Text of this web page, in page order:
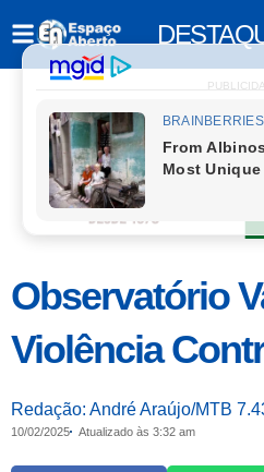
Observatório
Violência
Redação: André Araújo/MTB
10/02/2025 Atualizado às 3:32 am